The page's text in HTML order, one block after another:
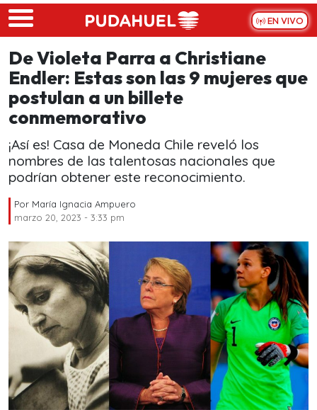
Skip to main content
EN VIVO
De Violeta Parra a Christiane
Endler: Estas son las 9 mujeres que
postulan a un billete
conmemorativo
¡Así es! Casa de Moneda Chile reveló los
nombres de las talentosas nacionales que
podrían obtener este reconocimiento.
Por María Ignacia Ampuero
marzo 20, 2023 - 3:33 pm